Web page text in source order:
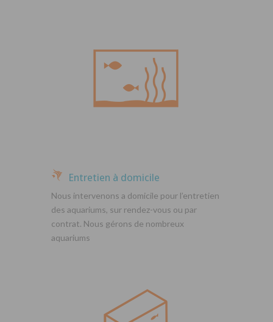
Entretien à domicile
Nous intervenons a domicile pour l’entretien
des aquariums, sur rendez-vous ou par
contrat. Nous gérons de nombreux
aquariums